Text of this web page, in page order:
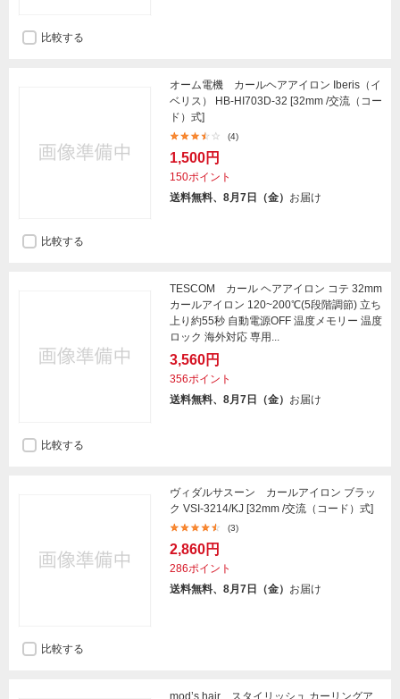
比較する
オーム電機 カールヘアアイロン Iberis（イ
ベリス） HB-HI703D-32 [32mm /交流（コー
ド）式]
(4)
1,500円
150ポイント
送料無料、8月7日（金） お届け
比較する
TESCOM カール ヘアアイロン コテ 32mm
カールアイロン 120~200℃(5段階調節) 立ち
上り約55秒 自動電源OFF 温度メモリー 温度
ロック 海外対応 専用...
3,560円
356ポイント
送料無料、8月7日（金） お届け
比較する
ヴィダルサスーン カールアイロン ブラッ
ク VSI-3214/KJ [32mm /交流（コード）式]
(3)
2,860円
286ポイント
送料無料、8月7日（金） お届け
比較する
mod’s hair スタイリッシュ カーリングア